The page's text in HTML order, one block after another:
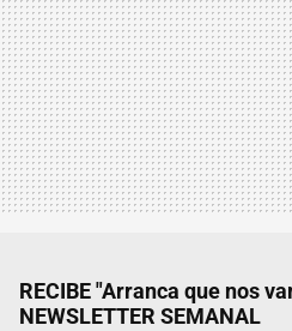
RECIBE "Arranca que nos
NEWSLETTER SEMANAL